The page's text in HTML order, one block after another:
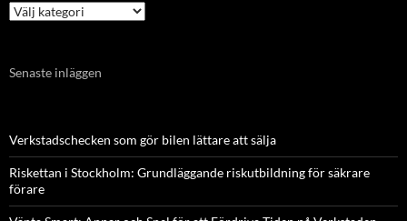
Orter
Senaste inläggen
Verkstadschecken som gör bilen lättare att sälja
Riskettan i Stockholm: Grundläggande riskutbildning för säkrare
förare